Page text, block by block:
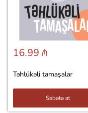
16.99 ₼
Təhlükəli tamaşalar
Səbətə at